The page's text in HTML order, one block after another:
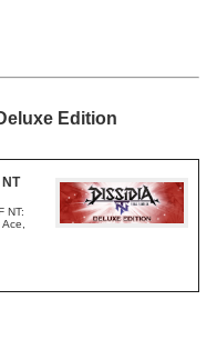
Edition
NT: